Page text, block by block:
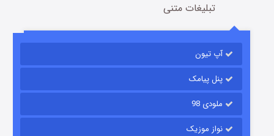
باب اسفنجی فصل ۱۷
قسمت6 (زیرنویس) منتشر شد
تبلیغات متنی
آپ تیون
پنل پیامک
ملودی 98
نواز موزیک